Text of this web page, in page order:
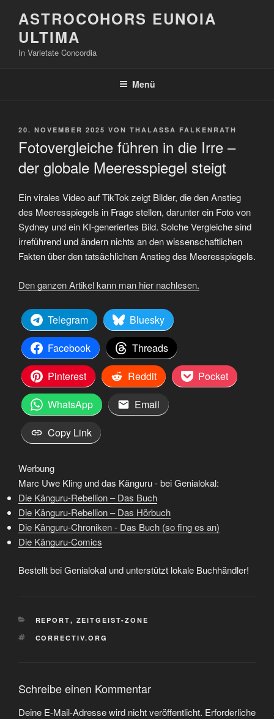
Inhalt
springen
ASTROCOHORS EUNOIA
ULTIMA
In Varietate Concordia
Menü
VERÖFFENTLICHT
20. NOVEMBER 2025 VON THALASSA FALKENRATH
Fotovergleiche führen in die Irre –
der globale Meeresspiegel steigt
Ein virales Video auf TikTok zeigt Bilder, die den Anstieg
des Meeresspiegels in Frage stellen, darunter ein Foto von
Sydney und ein KI-generiertes Bild. Solche Vergleiche sind
irreführend und ändern nichts an den wissenschaftlichen
Fakten über den tatsächlichen Anstieg des Meeresspiegels.
Den ganzen Artikel kann man hier nachlesen.
Telegram
Bluesky
Facebook
Threads
Pinterest
Reddit
Pocket
WhatsApp
Email
Copy Link
Werbung
Marc Uwe Kling und das Känguru - bei Genialokal:
Die Känguru-Rebellion – Das Buch
Die Känguru-Rebellion – Das Hörbuch
Die Känguru-Chroniken - Das Buch (so fing es an)
Die Känguru-Comics
Bestellt bei Genialokal und unterstützt lokale Buchhändler!
KATEGORIEN
REPORT, ZEITGEIST-ZONE
SCHLAGWÖRTER
CORRECTIV.ORG
Schreibe einen Kommentar
Deine E-Mail-Adresse wird nicht veröffentlicht. Erforderliche